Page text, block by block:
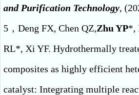
and Purification Technology,
5，Deng FX, Chen QZ,Zhu YP*,
RL*, Xi YF. Hydrothermally
composites as highly efficient
catalyst: Integrating multiple